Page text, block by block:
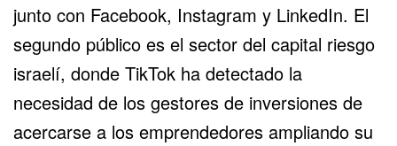
junto con Facebook, Instagram y LinkedIn. El
segundo público es el sector del capital riesgo
israelí, donde TikTok ha detectado la
necesidad de los gestores de inversiones de
acercarse a los emprendedores ampliando su